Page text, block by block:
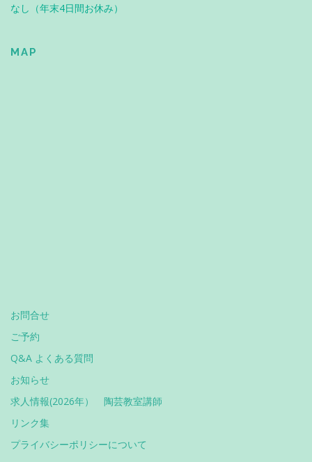
なし（年末4日間お休み）
MAP
お問合せ
ご予約
Q&A よくある質問
お知らせ
求人情報(2026年） 陶芸教室講師
リンク集
プライバシーポリシーについて